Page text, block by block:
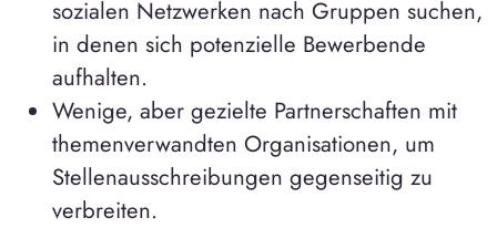
sozialen Netzwerken nach Gruppen suchen,
in denen sich potenzielle Bewerbende
aufhalten.
Wenige, aber gezielte Partnerschaften mit
themenverwandten Organisationen, um
Stellenausschreibungen gegenseitig zu
verbreiten.